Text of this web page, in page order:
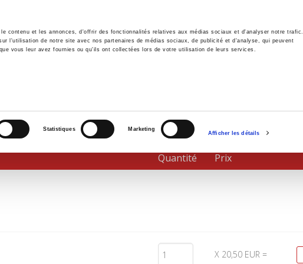
contenu et les annonces, d'offrir des fonctionnalités relatives aux médias sociaux et d'analyser notre trafic.
l'utilisation de notre site avec nos partenaires de médias sociaux, de publicité et d'analyse, qui peuvent
vous leur avez fournies ou qu'ils ont collectées lors de votre utilisation de leurs services.
Statistiques Marketing
Afficher les détails
Environnement Histoire International
Quantité Prix
X 20,50 EUR =